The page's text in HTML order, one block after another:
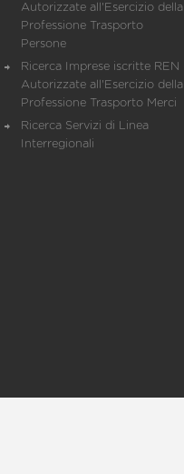
Autorizzate all'Esercizio della
Professione Trasporto
Persone
Ricerca Imprese iscritte REN
Autorizzate all'Esercizio della
Professione Trasporto Merci
Ricerca Servizi di Linea
Interregionali